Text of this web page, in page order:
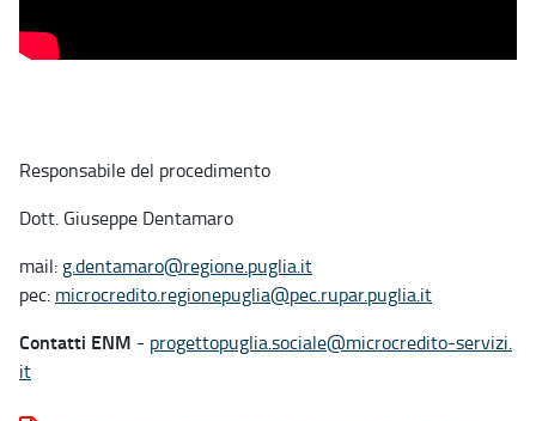
Responsabile del procedimento
Dott. Giuseppe Dentamaro
mail: g.dentamaro@regione.puglia.it
pec: microcredito.regionepuglia@pec.rupar.puglia.it
Contatti ENM - progettopuglia.sociale@microcredito-servizi.
it